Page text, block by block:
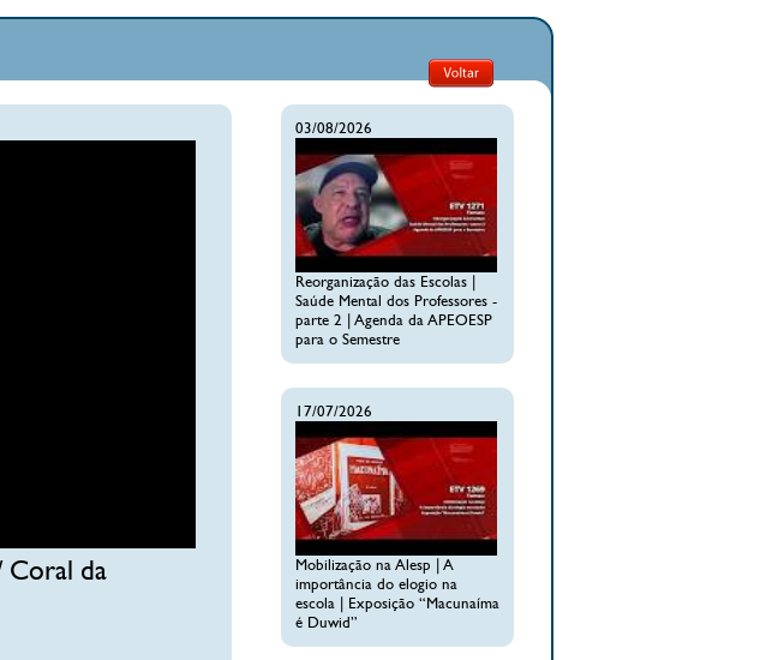
Coral da
03/08/2026
Reorganização das Escolas |
Saúde Mental dos Professores -
parte 2 | Agenda da APEOESP
para o Semestre
17/07/2026
Mobilização na Alesp | A
importância do elogio na
escola | Exposição “Macunaíma
é Duwid”